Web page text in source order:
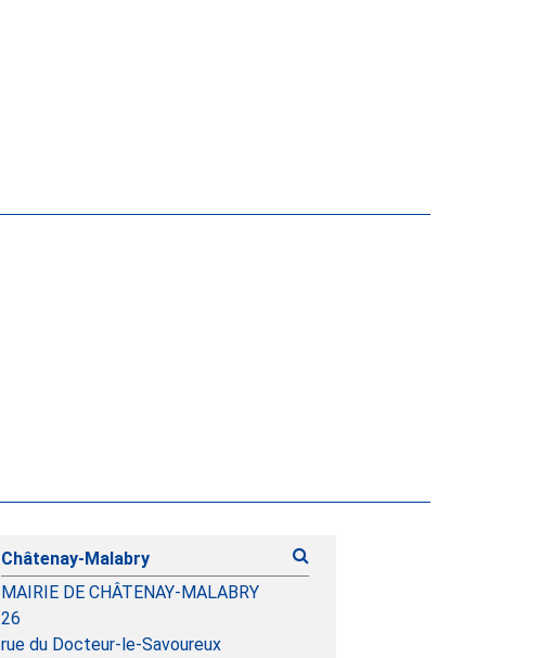
Châtenay-Malabry
MAIRIE DE CHÂTENAY-MALABRY
26
rue du Docteur-le-Savoureux